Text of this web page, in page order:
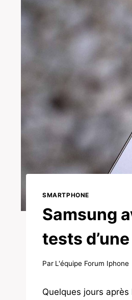
SMARTPHONE
Samsung
tests
Par L'équipe Forum Iphone
Quelques jours